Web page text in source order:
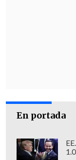
En portada